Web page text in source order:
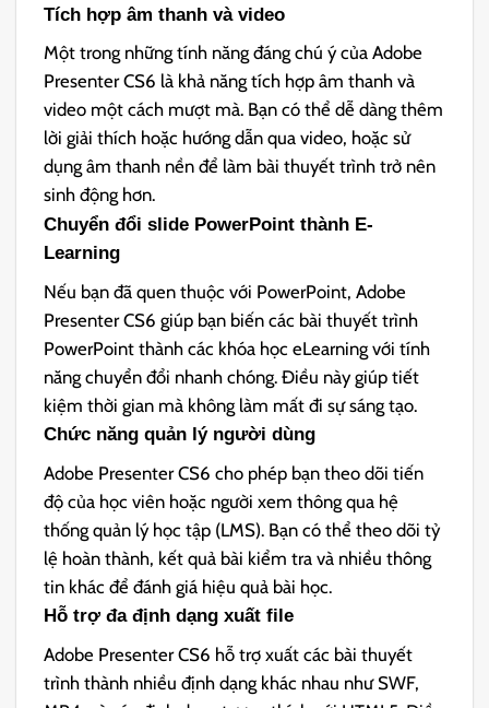
Tích hợp âm thanh và video
Một trong những tính năng đáng chú ý của Adobe
Presenter CS6 là khả năng tích hợp âm thanh và
video một cách mượt mà. Bạn có thể dễ dàng thêm
lời giải thích hoặc hướng dẫn qua video, hoặc sử
dụng âm thanh nền để làm bài thuyết trình trở nên
sinh động hơn.
Chuyển đổi slide PowerPoint thành E-
Learning
Nếu bạn đã quen thuộc với PowerPoint, Adobe
Presenter CS6 giúp bạn biến các bài thuyết trình
PowerPoint thành các khóa học eLearning với tính
năng chuyển đổi nhanh chóng. Điều này giúp tiết
kiệm thời gian mà không làm mất đi sự sáng tạo.
Chức năng quản lý người dùng
Adobe Presenter CS6 cho phép bạn theo dõi tiến
độ của học viên hoặc người xem thông qua hệ
thống quản lý học tập (LMS). Bạn có thể theo dõi tỷ
lệ hoàn thành, kết quả bài kiểm tra và nhiều thông
tin khác để đánh giá hiệu quả bài học.
Hỗ trợ đa định dạng xuất file
Adobe Presenter CS6 hỗ trợ xuất các bài thuyết
trình thành nhiều định dạng khác nhau như SWF,